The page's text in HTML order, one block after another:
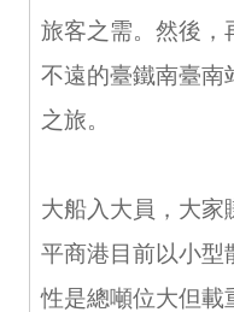
旅客之需。然後，
不遠的臺鐵南臺南
之旅。
大船入大員，大家
平商港目前以小型
性是總噸位大但載